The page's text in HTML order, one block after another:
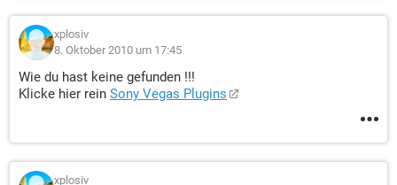
xplosiv
8. Oktober 2010 um 17:45
Wie du hast keine gefunden !!!
Klicke hier rein Sony Vegas Plugins
xplosiv